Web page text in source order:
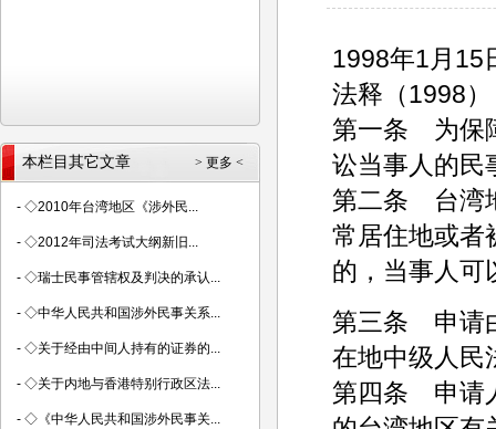
1998年1月
法释（1998
第一条 为保
讼当事人的民
第二条 台湾
常居住地或者
的，当事人可
第三条 申请
在地中级人民
第四条 申请
> 更多 <
本栏目其它文章
- ◇2010年台湾地区《涉外民...
- ◇2012年司法考试大纲新旧...
- ◇瑞士民事管辖权及判决的承认...
- ◇中华人民共和国涉外民事关系...
- ◇关于经由中间人持有的证券的...
- ◇关于内地与香港特别行政区法...
- ◇《中华人民共和国涉外民事关...